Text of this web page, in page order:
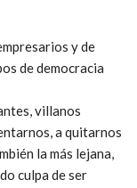
y de
de democracia
villanos
a quitarnos
la más lejana,
culpa de ser